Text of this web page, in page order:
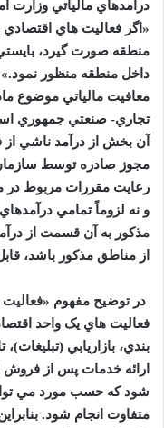
درآمدهاي مالياتي وزارت
«اگر فعاليت هاي
منطقه صورت گيرد،
داخل منطقه منظور
معافيت مالياتي موضوع
تجاري- صنعتي جمهوري
آن بخش از درآمد ناشي
مجوز صادره توسط
رعايت مقررات مربوط
و نه لزوماً تمامي
مذکور به آن قسمت از
از مناطق مذکور باشد،
در توضيح مفهوم
فعاليت هاي يک واحد
بندي، بازاريابي
ارائه خدمات پس از فروش
شود که حسب مورد مي
متفاوت انجام شود.